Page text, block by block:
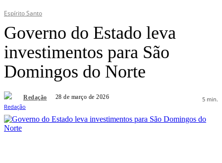
Espírito Santo
Governo do Estado leva
investimentos para São
Domingos do Norte
Redação 28 de março de 2026 5 min.